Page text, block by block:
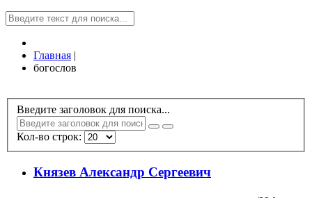
Главная |
богослов
Введите заголовок для поиска...
Кол-во строк:
Князев Александр Сергеевич